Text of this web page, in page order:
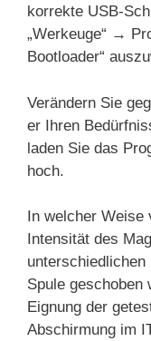
korrekte USB-
„Werkeuge“ →
Bootloader“
Verändern Sie
er Ihren
laden Sie das
hoch.
In welcher
Intensität des
Spule geschoben
Eignung der
Abschirmung im